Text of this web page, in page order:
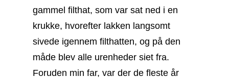
gammel filthat, som var sat ned i en
krukke, hvorefter lakken langsomt
sivede igennem filthatten, og på den
måde blev alle urenheder siet fra.
Foruden min far, var der de fleste år